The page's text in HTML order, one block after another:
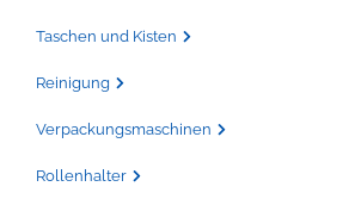
Taschen und Kisten
Reinigung
Verpackungsmaschinen
Rollenhalter